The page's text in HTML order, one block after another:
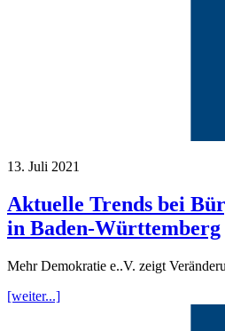
13. Juli 2021
Aktuelle Trends bei
in Baden-Württemberg
Mehr Demokratie e..V. zeigt
[weiter...]